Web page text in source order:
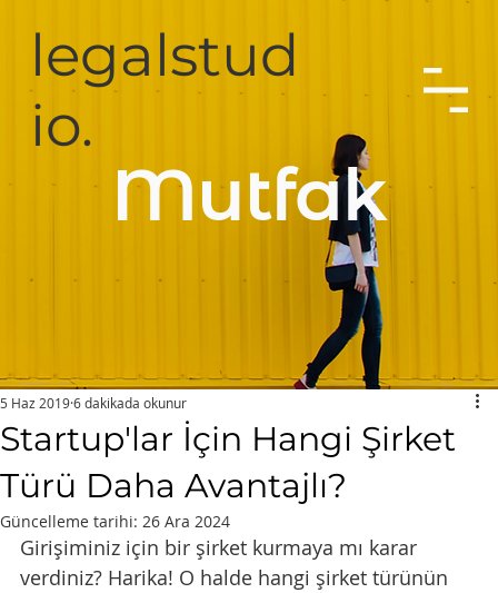
legalstud
io.
Mutfak
Startup'lar İçin Hangi Şirket
Türü Daha Avantajlı?
5 Haz 20196 dakikada okunur
Güncelleme tarihi: 26 Ara 2024
Girişiminiz için bir şirket kurmaya mı karar
verdiniz? Harika! O halde hangi şirket türünün